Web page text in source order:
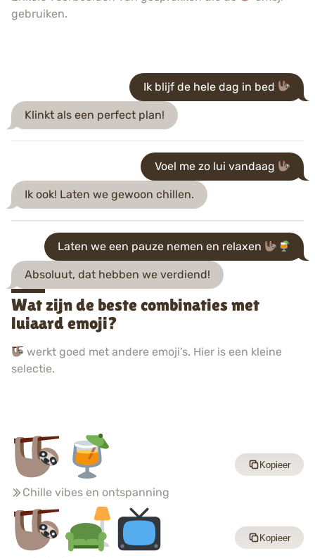
gebruiken.
Ik blijf de hele dag in bed
Klinkt als een perfect plan!
Voel me zo lui vandaag
Ik ook! Laten we gewoon chillen.
Laten we een pauze nemen en relaxen
Absoluut, dat hebben we verdiend!
Wat zijn de beste combinaties met
luiaard emoji?
werkt goed met andere emoji’s. Hier is een kleine
selectie.
Chille vibes en ontspanning
Kopieer
Kopieer